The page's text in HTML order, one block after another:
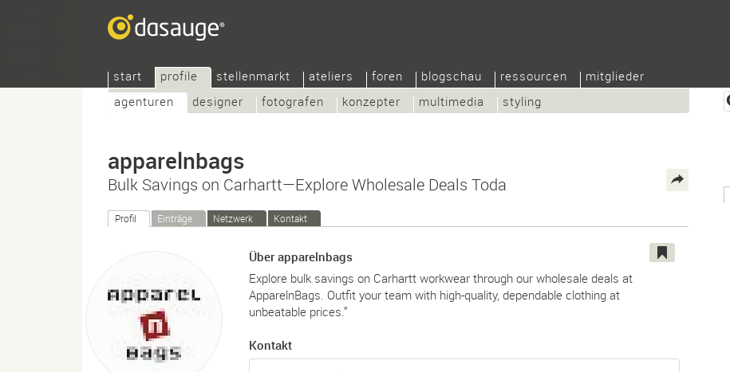
start
profile
agenturen
designer fotografen konzepter multimedia styling
stellenmarkt ateliers foren blogschau ressourcen mitglieder
apparelnbags
Bulk Savings on Carhartt—Explore Wholesale Deals Toda
Profil Einträge Netzwerk Kontakt
Über apparelnbags
Explore bulk savings on Carhartt workwear through our wholesale deals at
ApparelnBags. Outfit your team with high-quality, dependable clothing at
unbeatable prices.”
Kontakt